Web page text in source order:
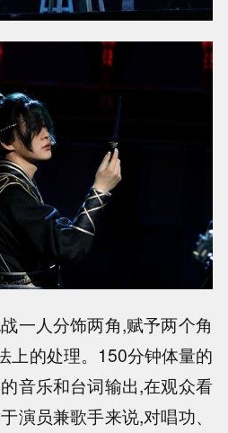
一人分饰两角,赋予两个角
上的处理。150分钟体量的
音乐和台词输出,在观众看
演员兼歌手来说,对唱功、